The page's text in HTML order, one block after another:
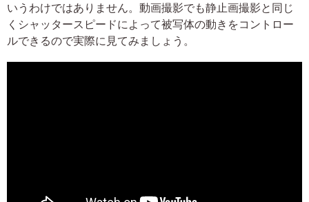
いうわけではありません。動画撮影でも静止画撮影と同じ
くシャッタースピードによって被写体の動きをコントロー
ルできるので実際に見てみましょう。